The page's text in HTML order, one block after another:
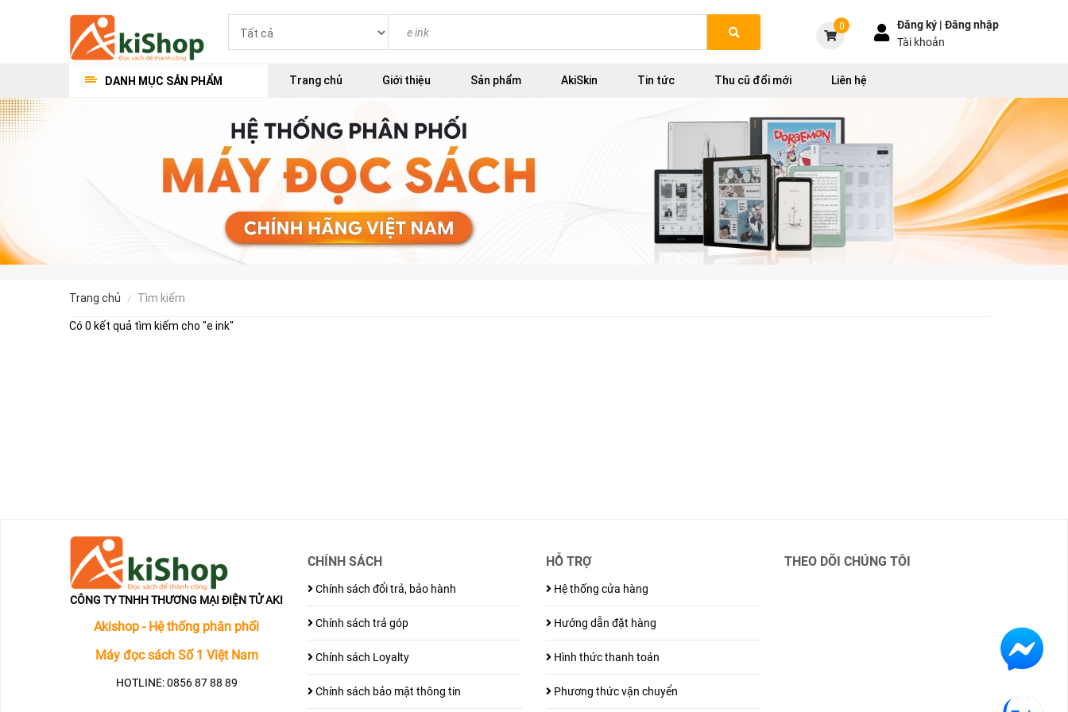
0 Đăng ký |Đăng nhập
Tài khoản
DANH MỤC SẢN PHẨM Trang chủ Giới thiệu Sản phẩm AkiSkin Tin tức Thu cũ đổi mới Liên hệ
trang chủ tìm kiếm
Có 0 kết quả tìm kiếm cho "e ink"
CÔNG TY TNHH THƯƠNG MẠI ĐIỆN TỬ AKI
Akishop - Hệ thống phân phối
Máy đọc sách Số 1 Việt Nam
HOTLINE: 0856 87 88 89
CHÍNH SÁCH
Chính sách đổi trả, bảo hành
Chính sách trả góp
Chính sách Loyalty
Chính sách bảo mật thông tin
HỖ TRỢ
Hệ thống cửa hàng
Hướng dẫn đặt hàng
Hình thức thanh toán
Phương thức vận chuyển
THEO DÕI CHÚNG TÔI